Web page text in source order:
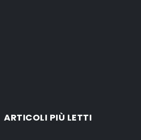
ARTICOLI PIÙ LETTI